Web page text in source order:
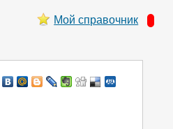
Мой справочник